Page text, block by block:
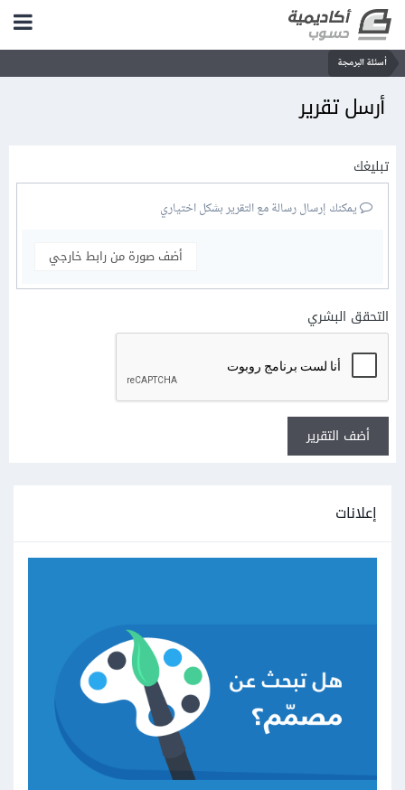
أسئلة البرمجة
أرسل تقرير
تبليغك
يمكنك إرسال رسالة مع التقرير بشكل اختياري
أضف صورة من رابط خارجي
التحقق البشري
أضف التقرير
إعلانات